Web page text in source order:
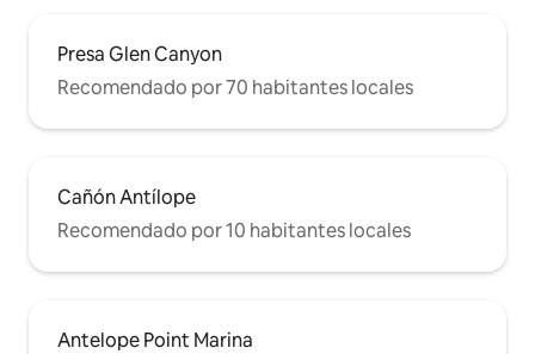
Presa Glen Canyon
Recomendado por 70 habitantes locales
Cañón Antílope
Recomendado por 10 habitantes locales
Antelope Point Marina